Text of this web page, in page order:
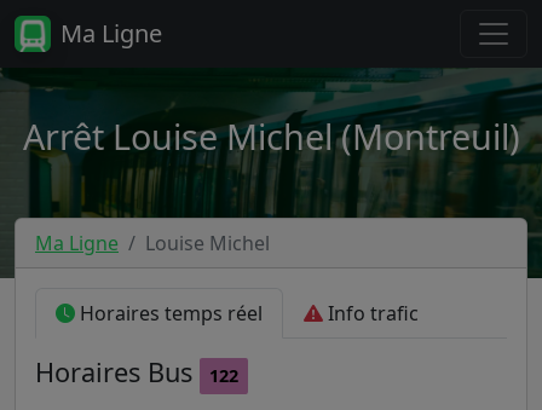
Ma Ligne
Arrêt Louise Michel (Montreuil)
Ma Ligne Louise Michel
Horaires temps réel Info trafic
Horaires Bus 122